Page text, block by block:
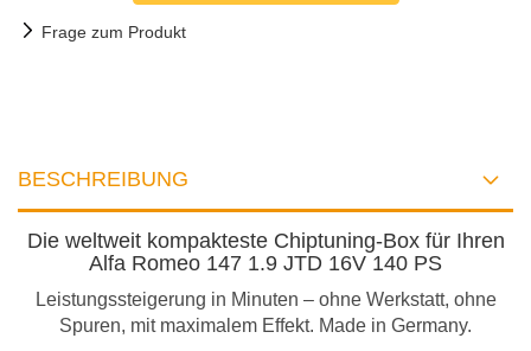
Frage zum Produkt
BESCHREIBUNG
Die weltweit kompakteste Chiptuning-Box für Ihren
Alfa Romeo 147 1.9 JTD 16V 140 PS
Leistungssteigerung in Minuten – ohne Werkstatt, ohne
Spuren, mit maximalem Effekt. Made in Germany.